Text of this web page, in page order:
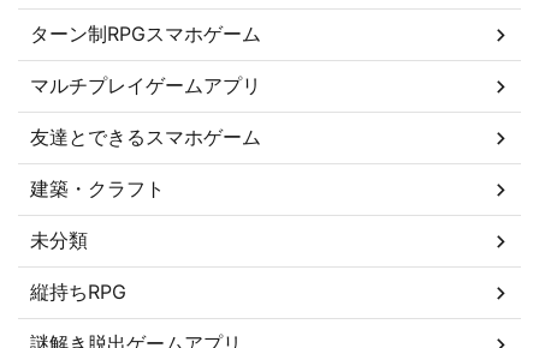
ターン制RPGスマホゲーム
マルチプレイゲームアプリ
友達とできるスマホゲーム
建築・クラフト
未分類
縦持ちRPG
謎解き脱出ゲームアプリ